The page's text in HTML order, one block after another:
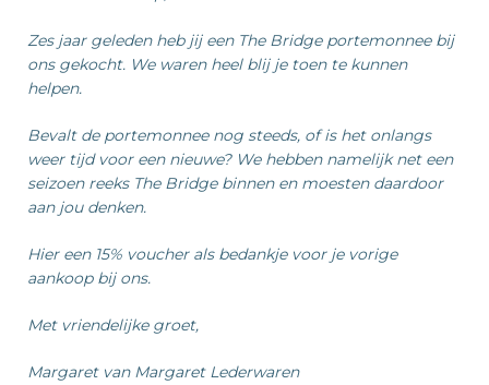
Zes jaar geleden heb jij een The Bridge portemonnee bij
ons gekocht. We waren heel blij je toen te kunnen
helpen.
Bevalt de portemonnee nog steeds, of is het onlangs
weer tijd voor een nieuwe? We hebben namelijk net een
seizoen reeks The Bridge binnen en moesten daardoor
aan jou denken.
Hier een 15% voucher als bedankje voor je vorige
aankoop bij ons.
Met vriendelijke groet,
Margaret van Margaret Lederwaren